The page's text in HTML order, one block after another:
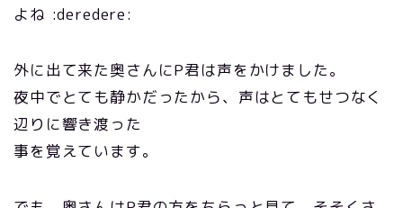
よね :deredere:
外に出て来た奥さんにP君は声をかけました。
夜中でとても静かだったから、声はとてもせつなく
辺りに響き渡った
事を覚えています。